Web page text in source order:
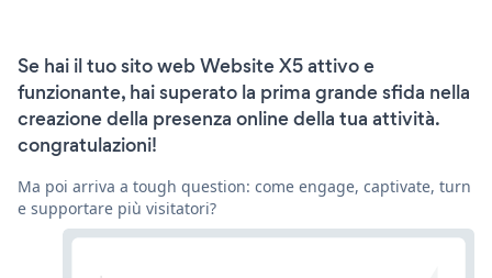
Se hai il tuo sito web Website X5 attivo e
funzionante, hai superato la prima grande sfida nella
creazione della presenza online della tua attività.
congratulazioni!
Ma poi arriva a tough question: come engage, captivate, turn
e supportare più visitatori?